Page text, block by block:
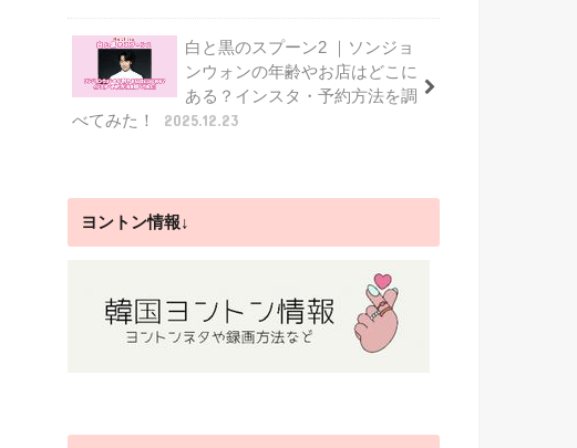
白と黒のスプーン2 ｜ソンジョ
ンウォンの年齢やお店はどこに
ある？インスタ・予約方法を調
べてみた！
2025.12.23
ヨントン情報↓